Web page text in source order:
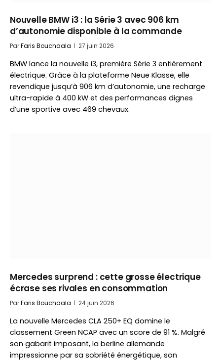
Nouvelle BMW i3 : la Série 3 avec 906 km
d’autonomie disponible à la commande
ParFaris Bouchaala 27 juin 2026
BMW lance la nouvelle i3, première Série 3 entièrement
électrique. Grâce à la plateforme Neue Klasse, elle
revendique jusqu’à 906 km d’autonomie, une recharge
ultra-rapide à 400 kW et des performances dignes
d’une sportive avec 469 chevaux.
Mercedes surprend : cette grosse électrique
écrase ses rivales en consommation
ParFaris Bouchaala 24 juin 2026
La nouvelle Mercedes CLA 250+ EQ domine le
classement Green NCAP avec un score de 91 %. Malgré
son gabarit imposant, la berline allemande
impressionne par sa sobriété énergétique, son